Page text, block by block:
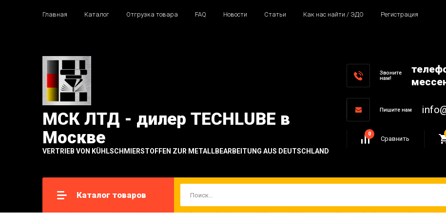
Главная Каталог Отгрузка товара FAQ Новости Статьи Как нас найти / ЭДО Регистрация
МСК ЛТД - дилер TECHLUBE в
Москве
VERTRIEB VON KÜHLSCHMIERSTOFFEN ZUR METALLBEARBEITUNG AUS DEUTSCHLAND
Звоните
нам!
Пишите нам
Сравнить
0
Каталог товаров